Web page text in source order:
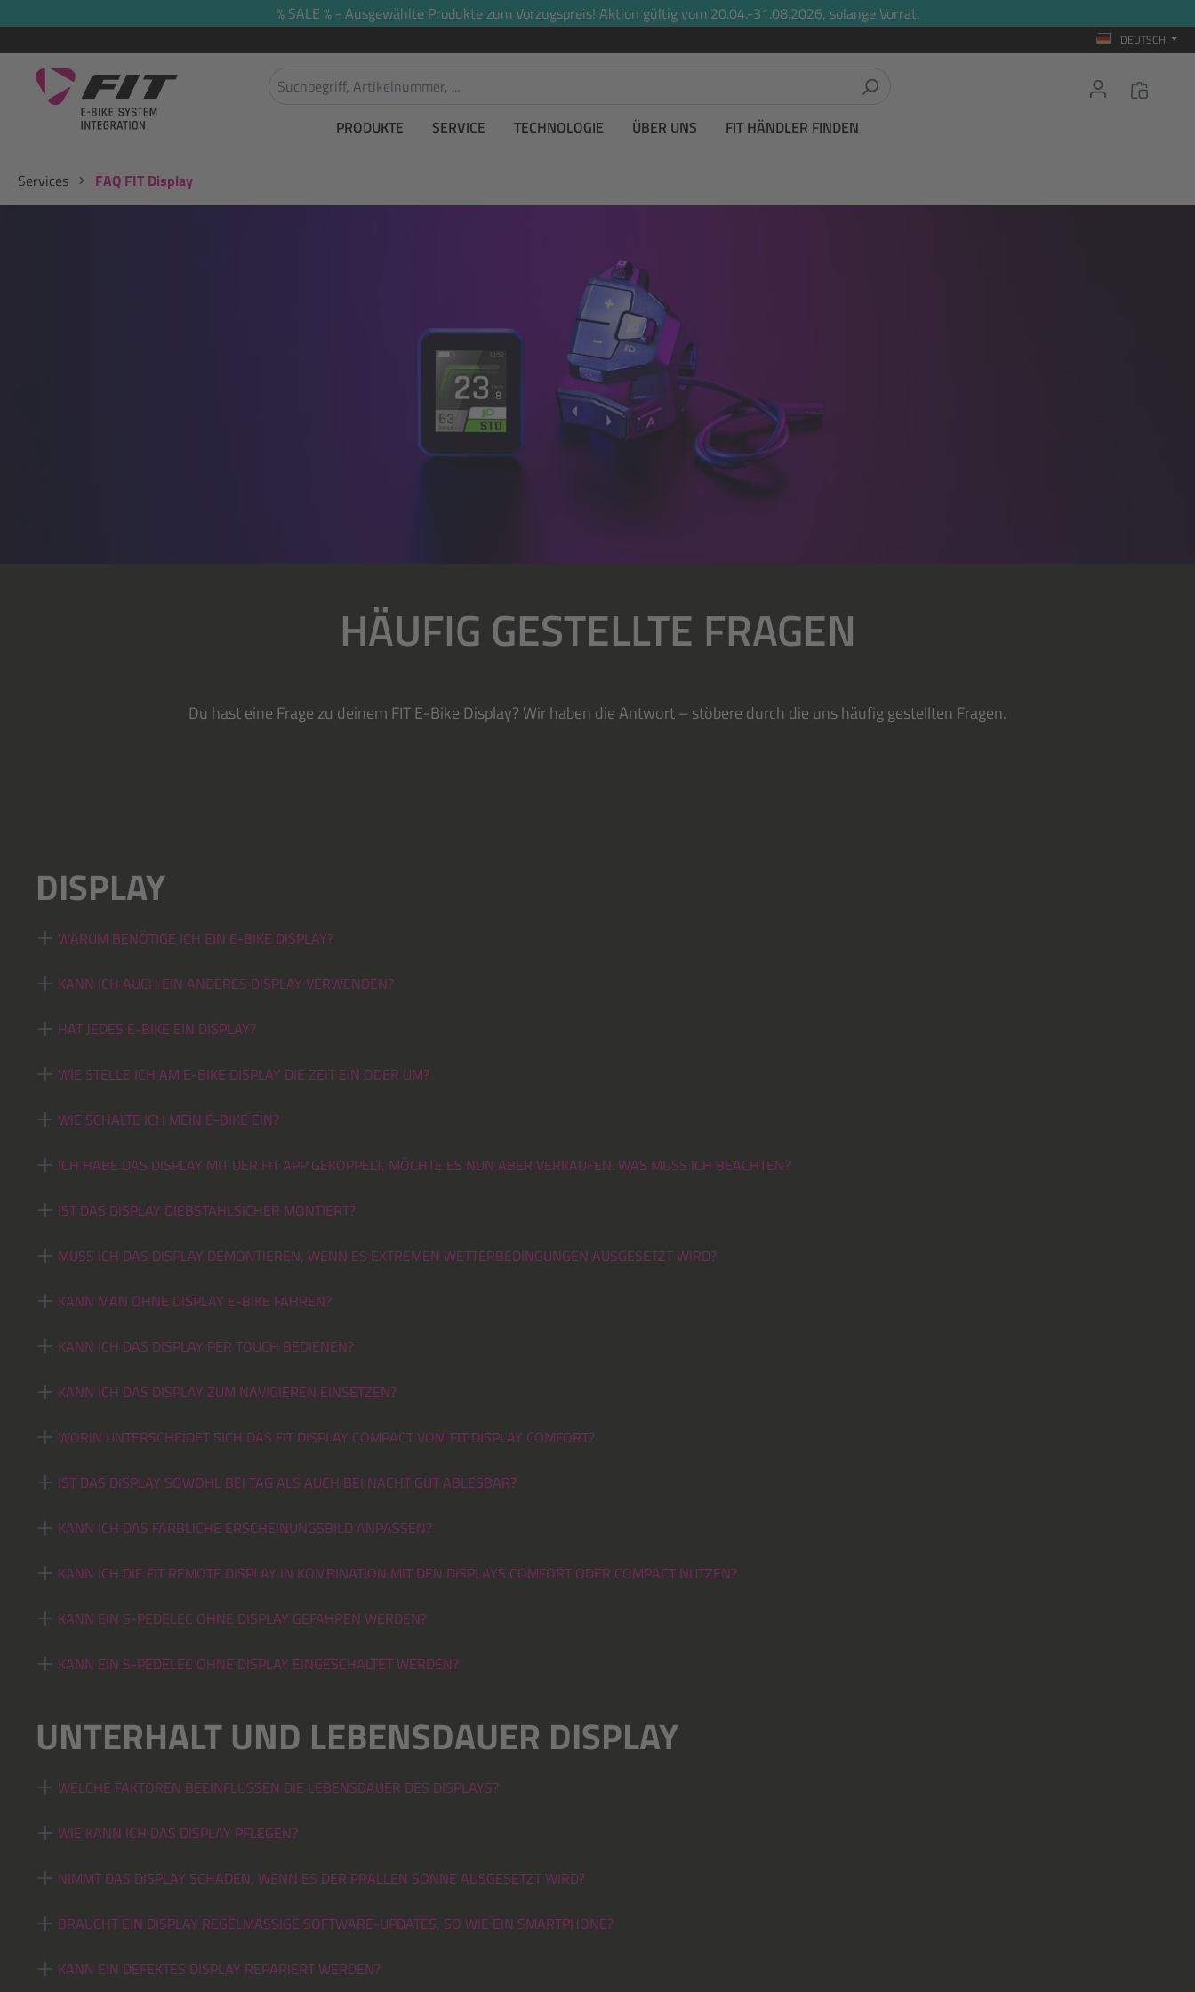
% SALE % - Ausgewählte Produkte zum Vorzugspreis! Aktion gültig vom 20.04.-31.08.2026, solange Vorrat.
DEUTSCH
PRODUKTE SERVICE TECHNOLOGIE ÜBER UNS FIT HÄNDLER FINDEN
Services
FAQ FIT Display
HÄUFIG GESTELLTE FRAGEN
Du hast eine Frage zu deinem FIT E-Bike Display? Wir haben die Antwort – stöbere durch die uns häufig gestellten Fragen.
DISPLAY
WARUM BENÖTIGE ICH EIN E-BIKE DISPLAY?
KANN ICH AUCH EIN ANDERES DISPLAY VERWENDEN?
HAT JEDES E-BIKE EIN DISPLAY?
WIE STELLE ICH AM E-BIKE DISPLAY DIE ZEIT EIN ODER UM?
WIE SCHALTE ICH MEIN E-BIKE EIN?
ICH HABE DAS DISPLAY MIT DER FIT APP GEKOPPELT, MÖCHTE ES NUN ABER VERKAUFEN. WAS MUSS ICH BEACHTEN?
IST DAS DISPLAY DIEBSTAHLSICHER MONTIERT?
MUSS ICH DAS DISPLAY DEMONTIEREN, WENN ES EXTREMEN WETTERBEDINGUNGEN AUSGESETZT WIRD?
KANN MAN OHNE DISPLAY E-BIKE FAHREN?
KANN ICH DAS DISPLAY PER TOUCH BEDIENEN?
KANN ICH DAS DISPLAY ZUM NAVIGIEREN EINSETZEN?
WORIN UNTERSCHEIDET SICH DAS FIT DISPLAY COMPACT VOM FIT DISPLAY COMFORT?
IST DAS DISPLAY SOWOHL BEI TAG ALS AUCH BEI NACHT GUT ABLESBAR?
KANN ICH DAS FARBLICHE ERSCHEINUNGSBILD ANPASSEN?
KANN ICH DIE FIT REMOTE DISPLAY IN KOMBINATION MIT DEN DISPLAYS COMFORT ODER COMPACT NUTZEN?
KANN EIN S-PEDELEC OHNE DISPLAY GEFAHREN WERDEN?
KANN EIN S-PEDELEC OHNE DISPLAY EINGESCHALTET WERDEN?
UNTERHALT UND LEBENSDAUER DISPLAY
WELCHE FAKTOREN BEEINFLUSSEN DIE LEBENSDAUER DES DISPLAYS?
WIE KANN ICH DAS DISPLAY PFLEGEN?
NIMMT DAS DISPLAY SCHADEN, WENN ES DER PRALLEN SONNE AUSGESETZT WIRD?
BRAUCHT EIN DISPLAY REGELMÄSSIGE SOFTWARE-UPDATES, SO WIE EIN SMARTPHONE?
KANN EIN DEFEKTES DISPLAY REPARIERT WERDEN?